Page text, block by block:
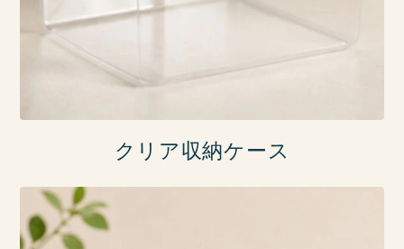
クリア収納ケース